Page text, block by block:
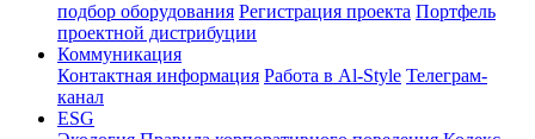
подбор оборудования Регистрация проекта Портфель
проектной дистрибуции
Коммуникация
Контактная информация Работа в Al-Style Телеграм-
канал
ESG